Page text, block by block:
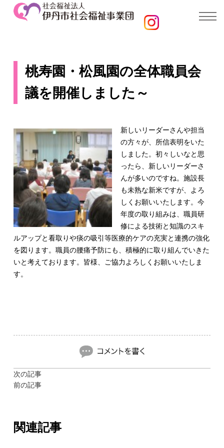
桃寿園・松風園の全体職員会
議を開催しました～
新しいリーダーさんや担当
の方々が、所信表明をいた
しました。初々しいなと思
ったら、新しいリーダーさ
んが多いのですね。施設長
も未熟な新米ですが、よろ
しくお願いいたします。今
年度の取り組みは、職員研
修による技術と知識のスキ
ルアップと看取りや痰の吸引等医療的ケアの充実と連携の強化
を図ります。職員の腰痛予防にも、積極的に取り組んでいきた
いと考えております。皆様、ご協力よろしくお願いいたしま
す。
次の記事
前の記事
関連記事